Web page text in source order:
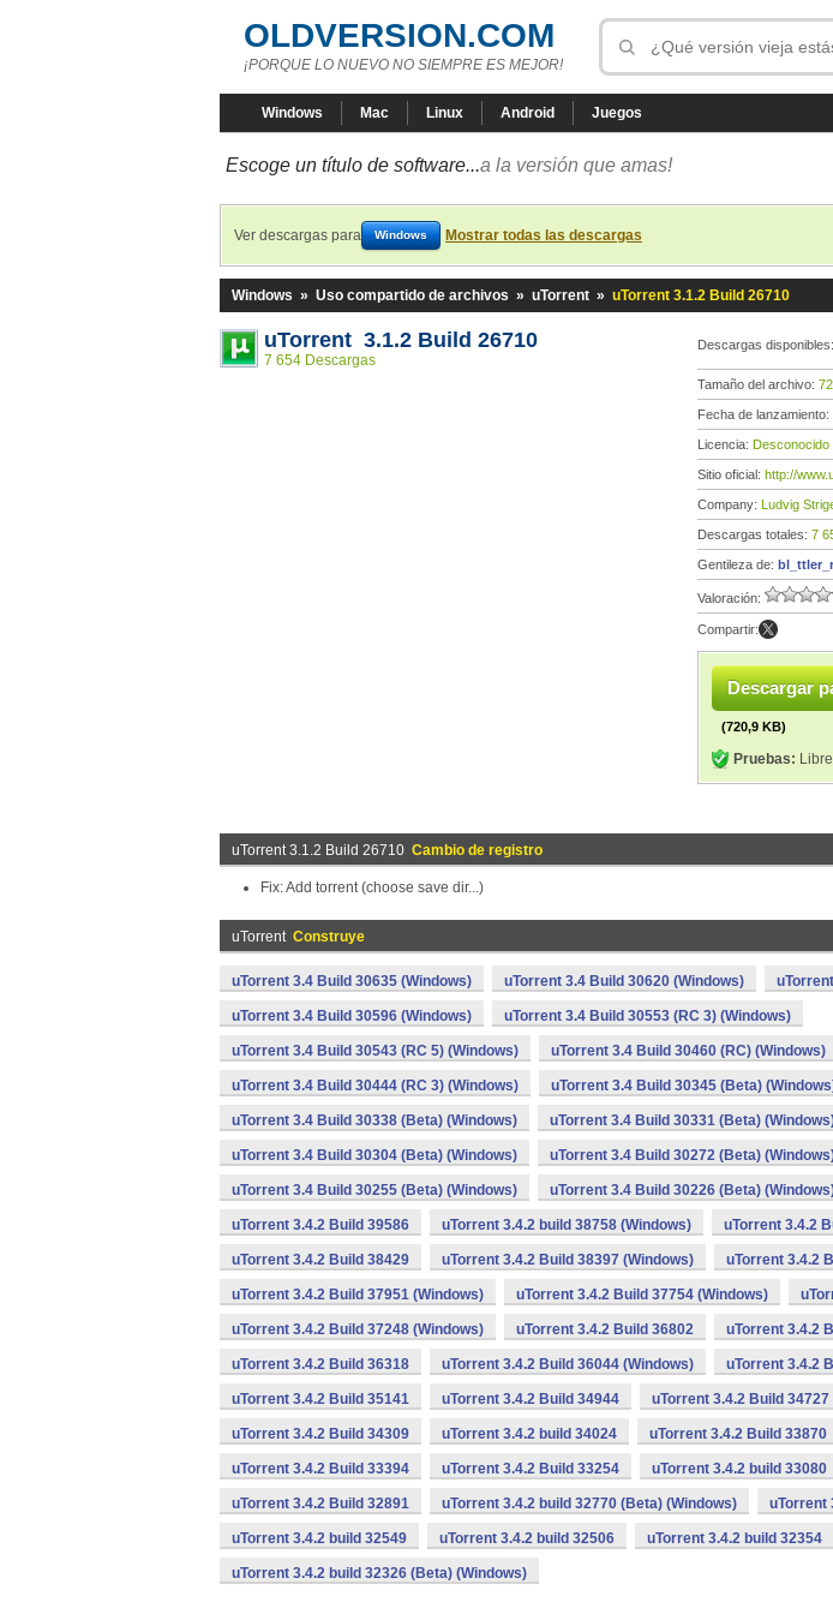
OLDVERSION.COM
¡PORQUE LO NUEVO NO SIEMPRE ES MEJOR!
Windows Mac Linux Android Juegos
Escoge un título de software...a la versión que amas!
Ver descargas para Windows Mostrar todas las descargas
Windows » Uso compartido de archivos » uTorrent » uTorrent 3.1.2 Build 26710
uTorrent 3.1.2 Build 26710
7 654 Descargas
Descargas disponibles:
Tamaño del archivo:
Fecha de lanzamiento:
Licencia: Desconocido
Sitio oficial: http://
Company: Ludvig
Descargas totales: 7
Gentileza de:
Valoración:
Compartir:
Descargar
(720,9 KB)
Pruebas:
uTorrent 3.1.2 Build 26710 Cambio de registro
Fix: Add torrent (choose save dir...)
uTorrent Construye
uTorrent 3.4 Build 30635 (Windows) uTorrent 3.4 Build 30620 (Windows)
uTorrent 3.4 Build 30596 (Windows) uTorrent 3.4 Build 30553 (RC 3) (Windows)
uTorrent 3.4 Build 30543 (RC 5) (Windows) uTorrent 3.4 Build 30460 (RC) (Windows)
uTorrent 3.4 Build 30444 (RC 3) (Windows) uTorrent 3.4 Build 30345 (Beta)
uTorrent 3.4 Build 30338 (Beta) (Windows) uTorrent 3.4 Build 30331 (Beta)
uTorrent 3.4 Build 30304 (Beta) (Windows) uTorrent 3.4 Build 30272 (Beta)
uTorrent 3.4 Build 30255 (Beta) (Windows) uTorrent 3.4 Build 30226 (Beta)
uTorrent 3.4.2 Build 39586 uTorrent 3.4.2 build 38758 (Windows) uTorrent 3.4.2
uTorrent 3.4.2 Build 38429 uTorrent 3.4.2 Build 38397 (Windows) uTorrent 3.4.2
uTorrent 3.4.2 Build 37951 (Windows) uTorrent 3.4.2 Build 37754 (Windows)
uTorrent 3.4.2 Build 37248 (Windows) uTorrent 3.4.2 Build 36802 uTorrent 3.4.2
uTorrent 3.4.2 Build 36318 uTorrent 3.4.2 Build 36044 (Windows) uTorrent 3.4.2
uTorrent 3.4.2 Build 35141 uTorrent 3.4.2 Build 34944 uTorrent 3.4.2 Build
uTorrent 3.4.2 Build 34309 uTorrent 3.4.2 build 34024 uTorrent 3.4.2 Build 33870
uTorrent 3.4.2 Build 33394 uTorrent 3.4.2 Build 33254 uTorrent 3.4.2 build 33080
uTorrent 3.4.2 Build 32891 uTorrent 3.4.2 build 32770 (Beta) (Windows) uTorrent
uTorrent 3.4.2 build 32549 uTorrent 3.4.2 build 32506 uTorrent 3.4.2 build 32354
uTorrent 3.4.2 build 32326 (Beta) (Windows)